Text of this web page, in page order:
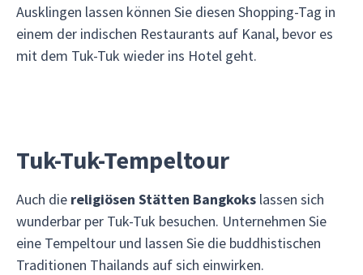
Ausklingen lassen können Sie diesen Shopping-Tag in
einem der indischen Restaurants auf Kanal, bevor es
mit dem Tuk-Tuk wieder ins Hotel geht.
Tuk-Tuk-Tempeltour
Auch die religiösen Stätten Bangkoks lassen sich
wunderbar per Tuk-Tuk besuchen. Unternehmen Sie
eine Tempeltour und lassen Sie die buddhistischen
Traditionen Thailands auf sich einwirken.